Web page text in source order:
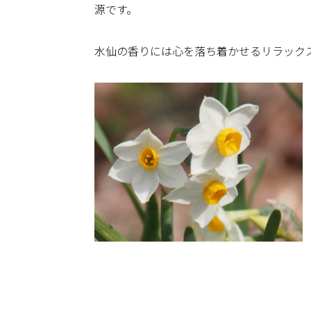
源です。
水仙の香りには心を落ち着かせるリラック